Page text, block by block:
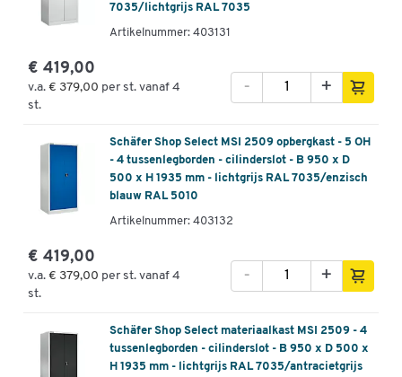
7035/lichtgrijs RAL 7035
Artikelnummer: 403131
€ 419,00
v.a. € 379,00 per st. vanaf 4
st.
+
-
Schäfer Shop Select MSI 2509 opbergkast - 5 OH
- 4 tussenlegborden - cilinderslot - B 950 x D
500 x H 1935 mm - lichtgrijs RAL 7035/enzisch
blauw RAL 5010
Artikelnummer: 403132
€ 419,00
v.a. € 379,00 per st. vanaf 4
st.
+
-
Schäfer Shop Select materiaalkast MSI 2509 - 4
tussenlegborden - cilinderslot - B 950 x D 500 x
H 1935 mm - lichtgrijs RAL 7035/antracietgrijs